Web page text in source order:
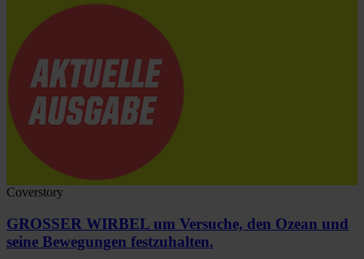
Coverstory
GROSSER WIRBEL um Versuche, den Ozean und
seine Bewegungen festzuhalten.